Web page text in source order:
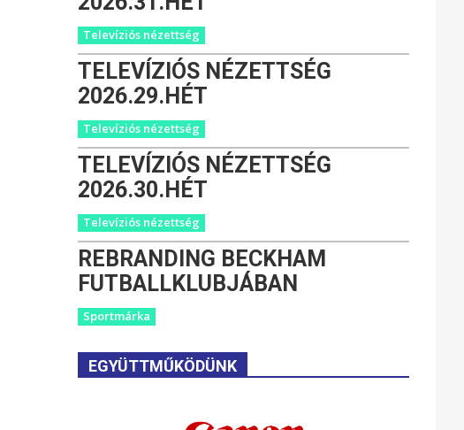
Televíziós nézettség
TELEVÍZIÓS NÉZETTSÉG
2026.29.HÉT
Televíziós nézettség
TELEVÍZIÓS NÉZETTSÉG
2026.30.HÉT
Televíziós nézettség
REBRANDING BECKHAM
FUTBALLKLUBJÁBAN
Sportmárka
EGYÜTTMŰKÖDÜNK